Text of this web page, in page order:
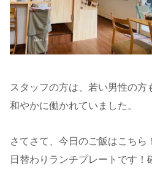
スタッフの方は、若い男性の
和やかに働かれていました。
さてさて、今日のご飯はこちら！
日替わりランチプレートです！